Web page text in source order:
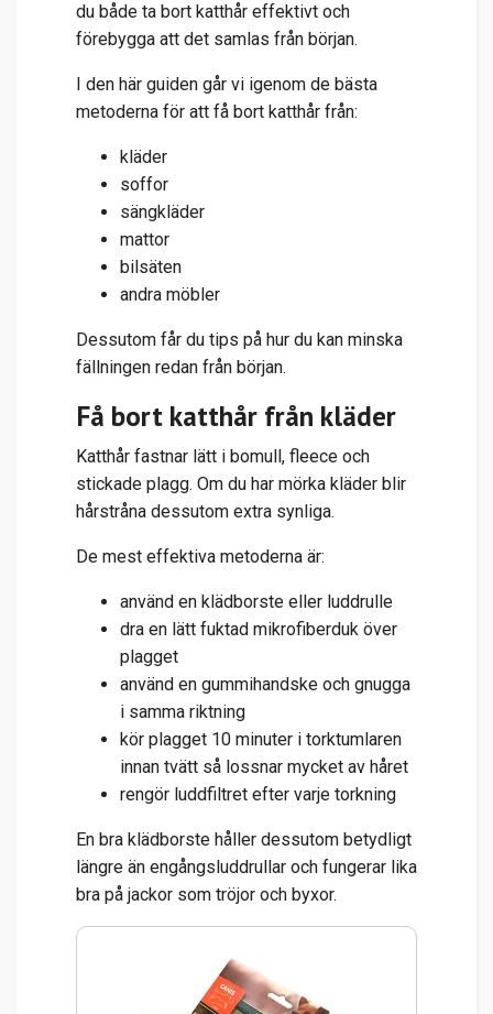
du både ta bort katthår effektivt och
förebygga att det samlas från början.
I den här guiden går vi igenom de bästa
metoderna för att få bort katthår från:
kläder
soffor
sängkläder
mattor
bilsäten
andra möbler
Dessutom får du tips på hur du kan minska
fällningen redan från början.
Få bort katthår från kläder
Katthår fastnar lätt i bomull, fleece och
stickade plagg. Om du har mörka kläder blir
hårstråna dessutom extra synliga.
De mest effektiva metoderna är:
använd en klädborste eller luddrulle
dra en lätt fuktad mikrofiberduk över
plagget
använd en gummihandske och gnugga
i samma riktning
kör plagget 10 minuter i torktumlaren
innan tvätt så lossnar mycket av håret
rengör luddfiltret efter varje torkning
En bra klädborste håller dessutom betydligt
längre än engångsluddrullar och fungerar lika
bra på jackor som tröjor och byxor.